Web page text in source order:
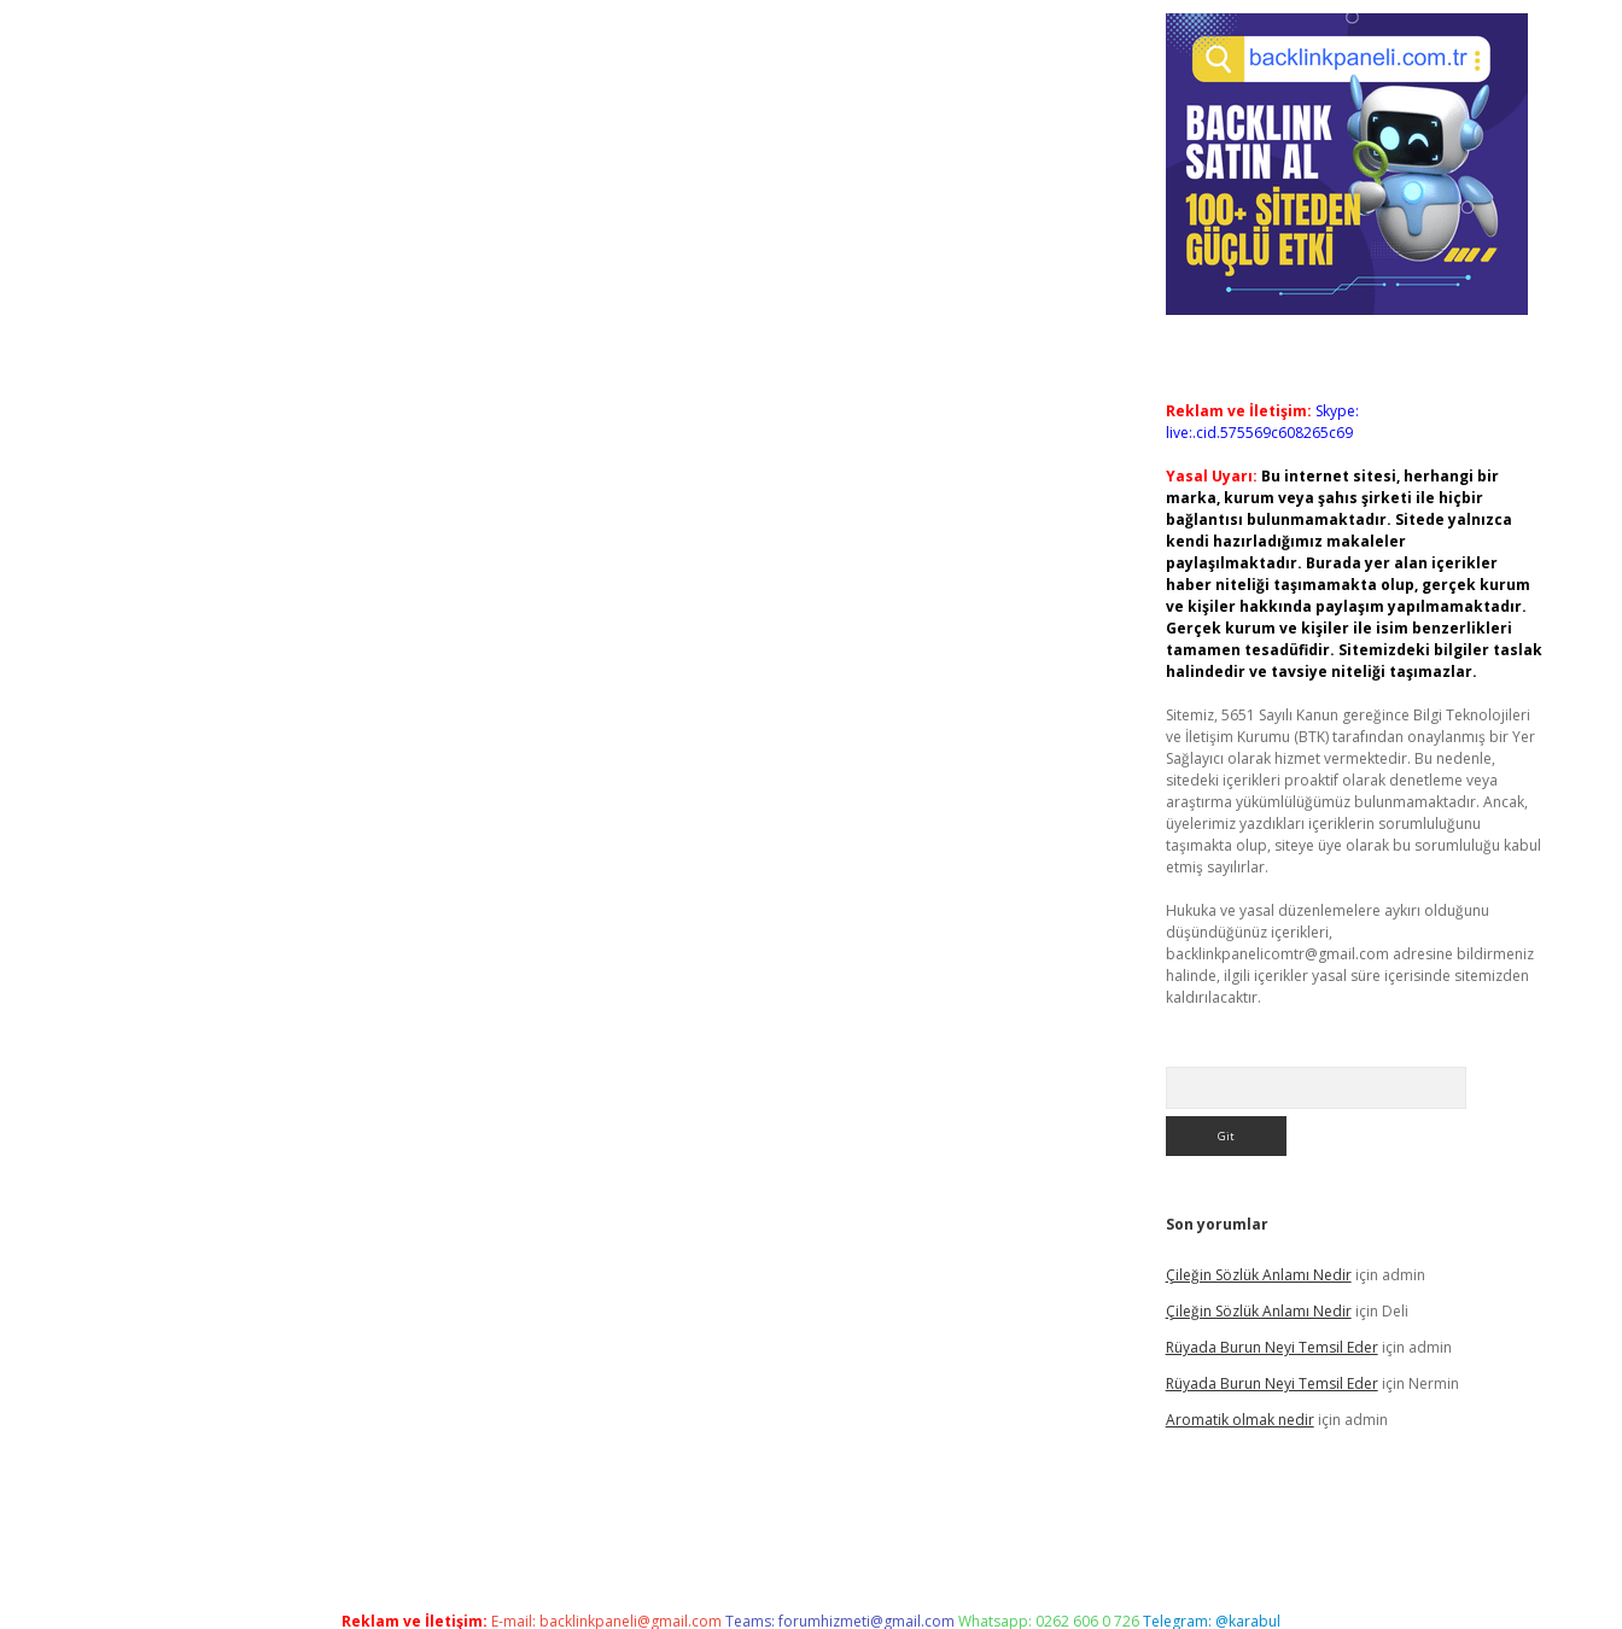
Reklam ve İletişim: Skype:
live:.cid.575569c608265c69
Yasal Uyarı: Bu internet sitesi, herhangi bir
marka, kurum veya şahıs şirketi ile hiçbir
bağlantısı bulunmamaktadır. Sitede yalnızca
kendi hazırladığımız makaleler
paylaşılmaktadır. Burada yer alan içerikler
haber niteliği taşımamakta olup, gerçek kurum
ve kişiler hakkında paylaşım yapılmamaktadır.
Gerçek kurum ve kişiler ile isim benzerlikleri
tamamen tesadüfidir. Sitemizdeki bilgiler taslak
halindedir ve tavsiye niteliği taşımazlar.
Sitemiz, 5651 Sayılı Kanun gereğince Bilgi Teknolojileri
ve İletişim Kurumu (BTK) tarafından onaylanmış bir Yer
Sağlayıcı olarak hizmet vermektedir. Bu nedenle,
sitedeki içerikleri proaktif olarak denetleme veya
araştırma yükümlülüğümüz bulunmamaktadır. Ancak,
üyelerimiz yazdıkları içeriklerin sorumluluğunu
taşımakta olup, siteye üye olarak bu sorumluluğu kabul
etmiş sayılırlar.
Hukuka ve yasal düzenlemelere aykırı olduğunu
düşündüğünüz içerikleri,
backlinkpanelicomtr@gmail.com adresine bildirmeniz
halinde, ilgili içerikler yasal süre içerisinde sitemizden
kaldırılacaktır.
Son yorumlar
Çileğin Sözlük Anlamı Nediriçin admin
Çileğin Sözlük Anlamı Nediriçin Deli
Rüyada Burun Neyi Temsil Ederiçin admin
Rüyada Burun Neyi Temsil Ederiçin Nermin
Aromatik olmak nediriçin admin
Reklam ve İletişim: E-mail: backlinkpaneli@gmail.com Teams:forumhizmeti@gmail.com Whatsapp: 0262 606 0 726Telegram: @karabul